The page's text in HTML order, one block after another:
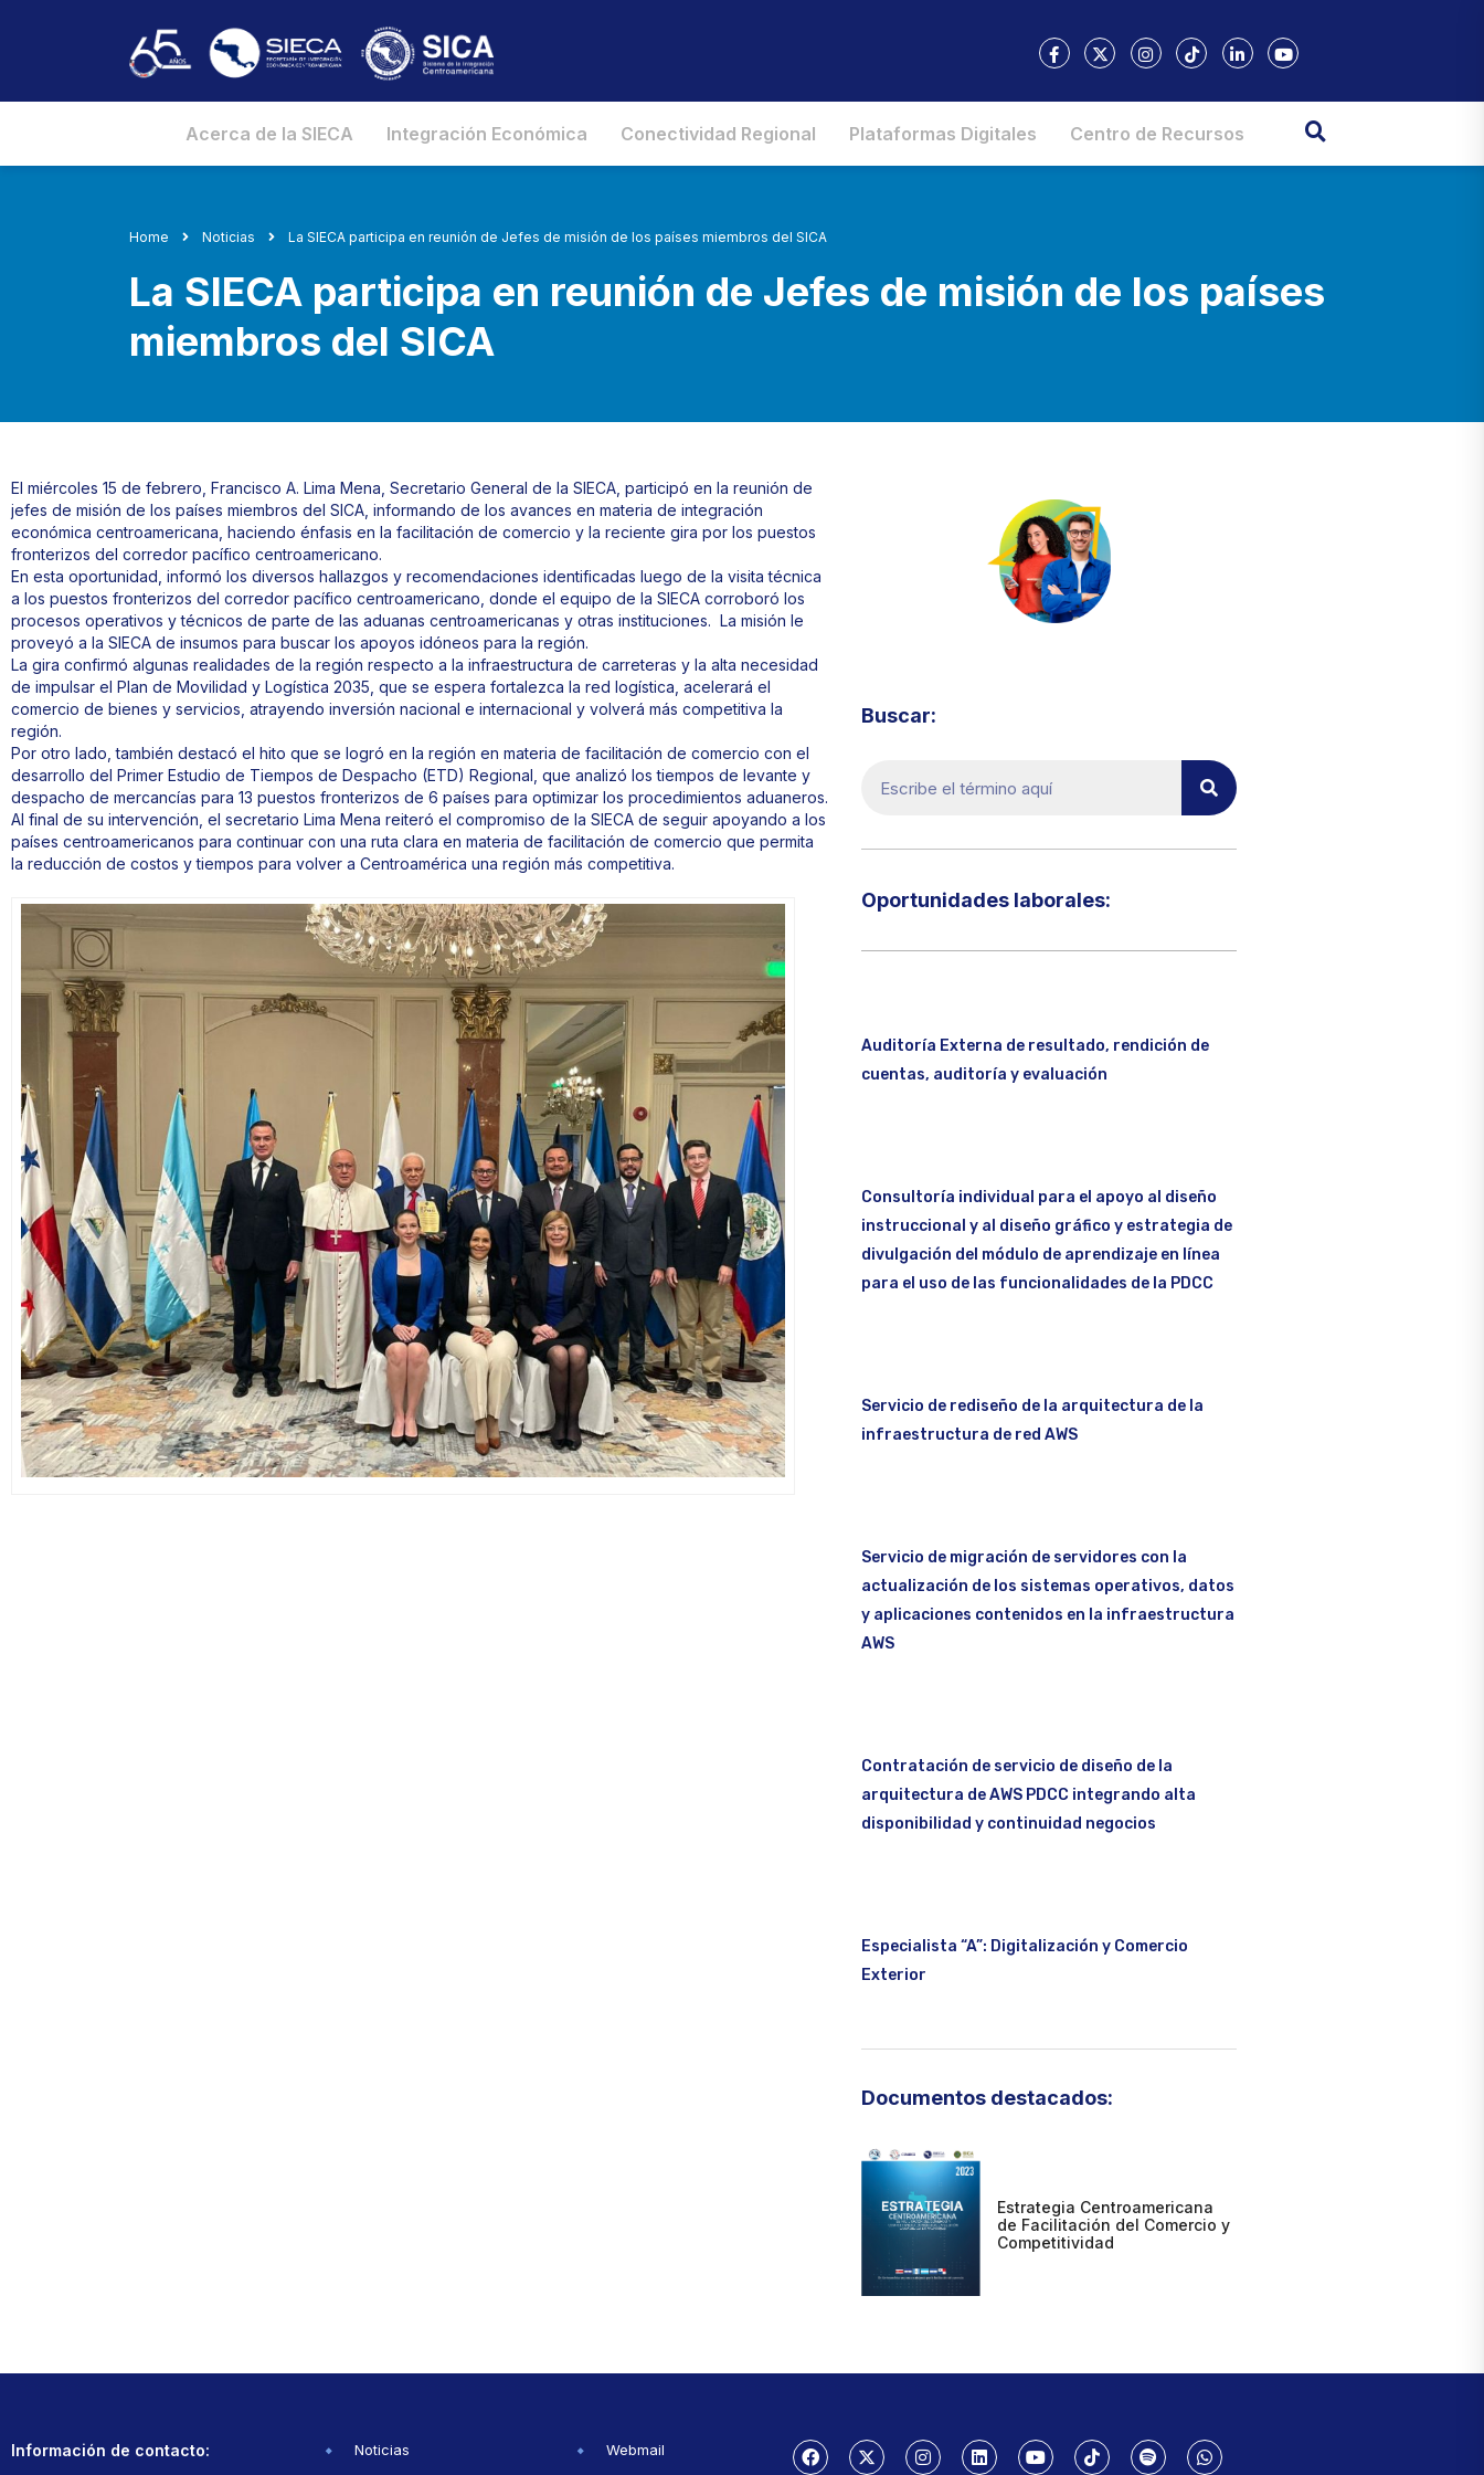
Acerca de la SIECA Integración Económica Conectividad Regional Plataformas Digitales Centro de Recursos
Home Noticias La SIECA participa en reunión de Jefes de misión de los países miembros del SICA
La SIECA participa en reunión de Jefes de misión de los países
miembros del SICA
El miércoles 15 de febrero, Francisco A. Lima Mena, Secretario General de la SIECA, participó en la reunión de
jefes de misión de los países miembros del SICA, informando de los avances en materia de integración
económica centroamericana, haciendo énfasis en la facilitación de comercio y la reciente gira por los puestos
fronterizos del corredor pacífico centroamericano.
En esta oportunidad, informó los diversos hallazgos y recomendaciones identificadas luego de la visita técnica
a los puestos fronterizos del corredor pacífico centroamericano, donde el equipo de la SIECA corroboró los
procesos operativos y técnicos de parte de las aduanas centroamericanas y otras instituciones. La misión le
proveyó a la SIECA de insumos para buscar los apoyos idóneos para la región.
La gira confirmó algunas realidades de la región respecto a la infraestructura de carreteras y la alta necesidad
de impulsar el Plan de Movilidad y Logística 2035, que se espera fortalezca la red logística, acelerará el
comercio de bienes y servicios, atrayendo inversión nacional e internacional y volverá más competitiva la
región.
Por otro lado, también destacó el hito que se logró en la región en materia de facilitación de comercio con el
desarrollo del Primer Estudio de Tiempos de Despacho (ETD) Regional, que analizó los tiempos de levante y
despacho de mercancías para 13 puestos fronterizos de 6 países para optimizar los procedimientos aduaneros.
Al final de su intervención, el secretario Lima Mena reiteró el compromiso de la SIECA de seguir apoyando a los
países centroamericanos para continuar con una ruta clara en materia de facilitación de comercio que permita
la reducción de costos y tiempos para volver a Centroamérica una región más competitiva.
Buscar:
Oportunidades laborales:​
Auditoría Externa de resultado, rendición de
cuentas, auditoría y evaluación
Consultoría individual para el apoyo al diseño
instruccional y al diseño gráfico y estrategia de
divulgación del módulo de aprendizaje en línea
para el uso de las funcionalidades de la PDCC
Servicio de rediseño de la arquitectura de la
infraestructura de red AWS
Servicio de migración de servidores con la
actualización de los sistemas operativos, datos
y aplicaciones contenidos en la infraestructura
AWS
Contratación de servicio de diseño de la
arquitectura de AWS PDCC integrando alta
disponibilidad y continuidad negocios
Especialista “A”: Digitalización y Comercio
Exterior
Documentos destacados:
Estrategia Centroamericana
de Facilitación del Comercio y
Competitividad
Información de contacto: Noticias Webmail